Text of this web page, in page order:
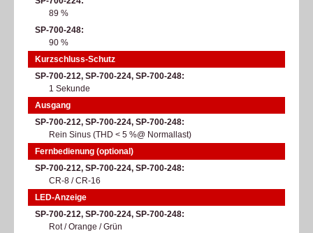
89 %
SP-700-248
90 %
Kurzschluss-Schutz
SP-700-212, SP-700-224, SP-700-248
1 Sekunde
Ausgang
SP-700-212, SP-700-224, SP-700-248
Rein Sinus (THD < 5 %@ Normallast)
Fernbedienung (optional)
SP-700-212, SP-700-224, SP-700-248
CR-8 / CR-16
LED-Anzeige
SP-700-212, SP-700-224, SP-700-248
Rot / Orange / Grün